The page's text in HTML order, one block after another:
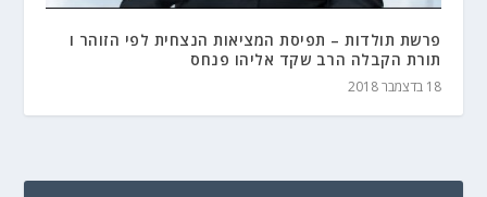
פרשת תולדות – תפיסת המציאות הנצחית לפי הזוהר ו
תורת הקבלה הרב שקד אליהו פנחס
18 בדצמבר 2018